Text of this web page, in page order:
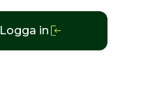
Logga in